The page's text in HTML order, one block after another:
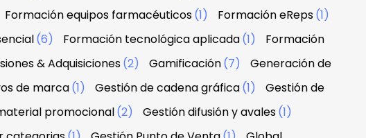
Formación equipos farmacéuticos(1) Formación eReps(1)
(6) Formación tecnológica aplicada(1)
Formación
& Adquisiciones(2) Gamificación(7)
Generación de
de marca(1) Gestión de cadena gráfica(1)
Gestión de
promocional(2) Gestión difusión y avales(1)